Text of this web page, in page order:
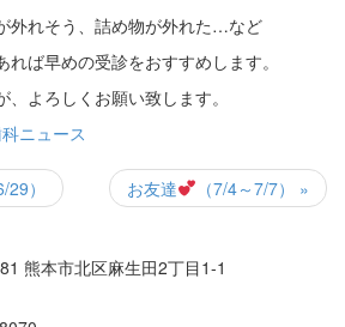
外れそう、詰め物が外れた…など
ば早めの受診をおすすめします。
よろしくお願い致します。
ニュース
29） お友達 （7/4～7/7） »
熊本市北区麻生田2丁目1-1